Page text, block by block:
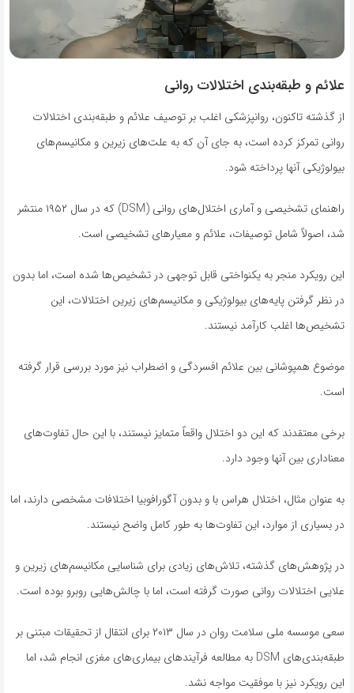
علائم و طبقه‌بندی اختلالات روانی
از گذشته تاکنون، روانپزشکی اغلب بر توصیف علائم و طبقه‌بندی اختلالات
روانی تمرکز کرده است، به جای آن که به علت‌های زیرین و مکانیسم‌های
بیولوژیکی آنها پرداخته شود.
راهنمای تشخیصی و آماری اختلال‌های روانی (DSM) که در سال ۱۹۵۲ منتشر
شد، اصولاً شامل توصیفات، علائم و معیارهای تشخیصی است.
این رویکرد منجر به یکنواختی قابل توجهی در تشخیص‌ها شده است، اما بدون
در نظر گرفتن پایه‌های بیولوژیکی و مکانیسم‌های زیرین اختلالات، این
تشخیص‌ها اغلب کارآمد نیستند.
موضوع همپوشانی بین علائم افسردگی و اضطراب نیز مورد بررسی قرار گرفته
است.
برخی معتقدند که این دو اختلال واقعاً متمایز نیستند، با این حال تفاوت‌های
معناداری بین آنها وجود دارد.
به عنوان مثال، اختلال هراس با و بدون آگورافوبیا اختلافات مشخصی دارند، اما
در بسیاری از موارد، این تفاوت‌ها به طور کامل واضح نیستند.
در پژوهش‌های گذشته، تلاش‌های زیادی برای شناسایی مکانیسم‌های زیرین و
علایی اختلالات روانی صورت گرفته است، اما با چالش‌هایی روبرو بوده است.
سعی موسسه ملی سلامت روان در سال ۲۰۱۳ برای انتقال از تحقیقات مبتنی بر
طبقه‌بندی‌های DSM به مطالعه فرآیندهای بیماری‌های مغزی انجام شد، اما
این رویکرد نیز با موفقیت مواجه نشد.